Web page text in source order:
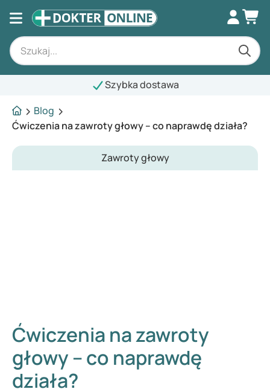
Szybka dostawa
Blog
Ćwiczenia na zawroty głowy – co naprawdę działa?
Zawroty głowy
Ćwiczenia na zawroty
głowy – co naprawdę
działa?